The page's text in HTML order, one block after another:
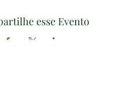
esse Evento